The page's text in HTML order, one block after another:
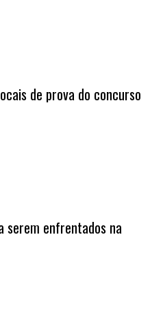
de prova do concurso
serem enfrentados na